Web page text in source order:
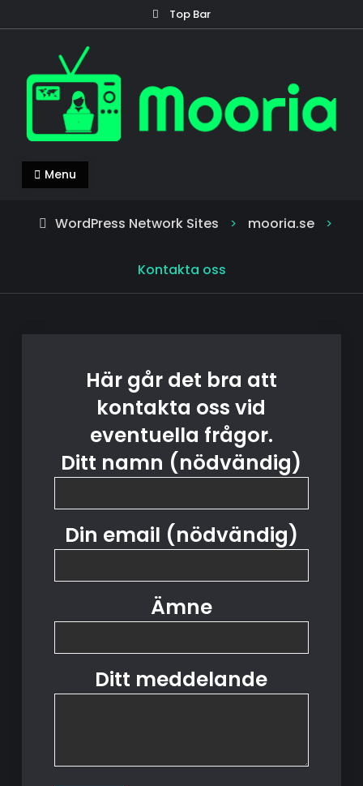
to
Top Bar
mooria.se
Mooria – allt du behöver veta om nyheter!
Menu
WordPress Network Sites > mooria.se >
Kontakta oss
Här går det bra att
kontakta oss vid
eventuella frågor.
Ditt namn (nödvändig)
Din email (nödvändig)
Ämne
Ditt meddelande